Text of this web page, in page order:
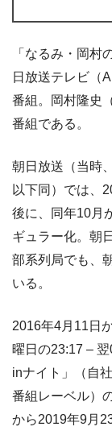
「なるみ・岡村
日放送テレビ（
番組。岡村隆史
番組である。
朝日放送（当時
以下同）では、
後に、同年10月
ギュラー化。朝
部系列局でも、
いる。
2016年4月11日
曜日の23:17 –
inナイト」（自
番組レーベル）
から2019年9月